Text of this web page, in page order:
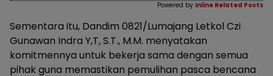
Powered by Inline Related Posts
Sementara itu, Dandim 0821/Lumajang Letkol Czi
Gunawan Indra Y,T, S.T., M.M. menyatakan
komitmennya untuk bekerja sama dengan semua
pihak guna memastikan pemulihan pasca bencana